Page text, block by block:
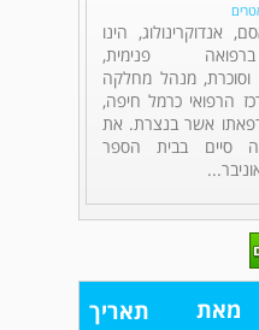
אנדוקרינולוג, הינו
פנימית,
וסוכרת, מנהל מחלקה
הרפואי כרמל חיפה,
אשר בנצרת. את
סיים בבית הספר
מאת תאריך